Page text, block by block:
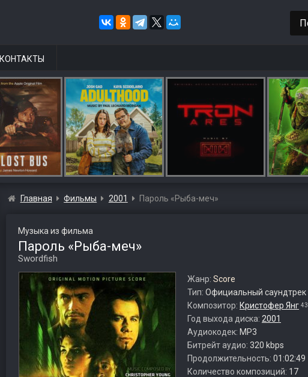
КОНТАКТЫ
Главная Фильмы 2001 Пароль «Рыба-меч»
Музыка из фильма
Пароль «Рыба-меч»
Swordfish
Жанр: Score
Тип: Официальный саундтрек
Композитор: Кристофер Янг 43
Год выхода диска: 2001
Аудиокодек: MP3
Битрейт аудио: 320 kbps
Продолжительность: 01:02:49
Количество композиций: 17